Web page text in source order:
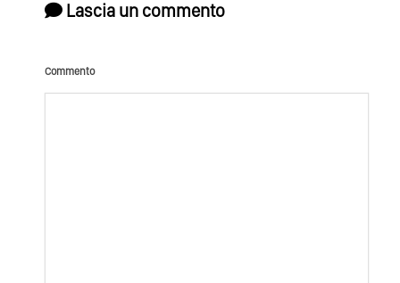
Lascia un commento
Commento